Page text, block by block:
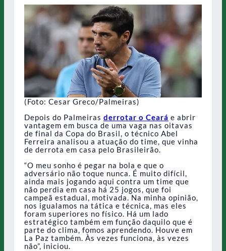
(Foto: Cesar Greco/Palmeiras)
Depois do Palmeiras derrotar o Ceará e abrir
vantagem em busca de uma vaga nas oitavas
de final da Copa do Brasil, o técnico Abel
Ferreira analisou a atuação do time, que vinha
de derrota em casa pelo Brasileirão.
“O meu sonho é pegar na bola e que o
adversário não toque nunca. É muito difícil,
ainda mais jogando aqui contra um time que
não perdia em casa há 25 jogos, que foi
campeã estadual, motivada. Na minha opinião,
nos igualamos na tática e técnica, mas eles
foram superiores no físico. Há um lado
estratégico também em função daquilo que é
parte do clima, fomos aprendendo. Houve em
La Paz também. Às vezes funciona, às vezes
não”, iniciou.